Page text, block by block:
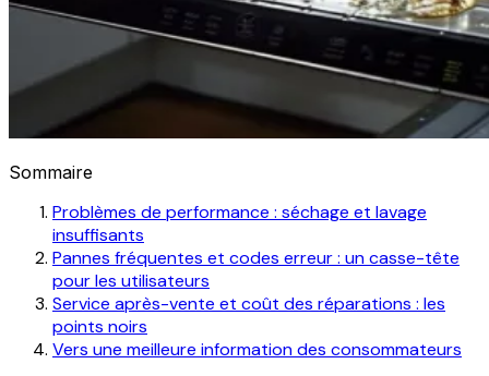
Sommaire
Problèmes de performance : séchage et lavage
insuffisants
Pannes fréquentes et codes erreur : un casse-tête
pour les utilisateurs
Service après-vente et coût des réparations : les
points noirs
Vers une meilleure information des consommateurs